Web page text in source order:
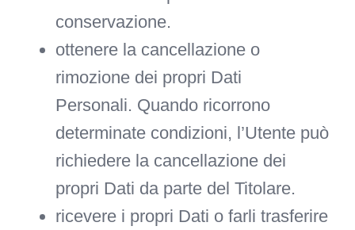
conservazione.
ottenere la cancellazione o
rimozione dei propri Dati
Personali. Quando ricorrono
determinate condizioni, l’Utente può
richiedere la cancellazione dei
propri Dati da parte del Titolare.
ricevere i propri Dati o farli trasferire